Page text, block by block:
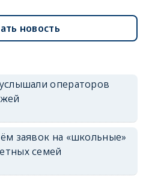
новость
операторов
заявок на «школьные»
семей